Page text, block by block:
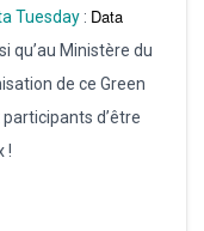
Tuesday: Data
qu’au Ministère du
de ce Green
d’être
!